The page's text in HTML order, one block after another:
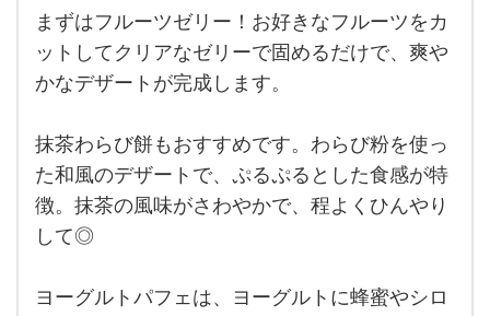
っぱ
りし
た簡
単ス
イー
ツを
つか
ご紹
介し
ます
ね。
まず
まずはフルーツゼリー！お好きなフルーツをカ
ットしてクリアなゼリーで固めるだけで、爽や
かなデザートが完成します。
抹茶わらび餅もおすすめです。わらび粉を使っ
た和風のデザートで、ぷるぷるとした食感が特
徴。抹茶の風味がさわやかで、程よくひんやり
して◎
ヨーグルトパフェは、ヨーグルトに蜂蜜やシロ